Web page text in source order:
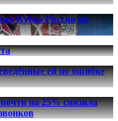
Кубка России по
ей по ошибке
на 25% снизила